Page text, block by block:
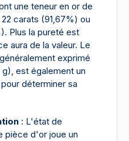
une teneur en or de
carats (91,67%) ou
Plus la pureté est
aura de la valeur. Le
exprimé
g), est également un
déterminer sa
: L'état de
pièce d'or joue un